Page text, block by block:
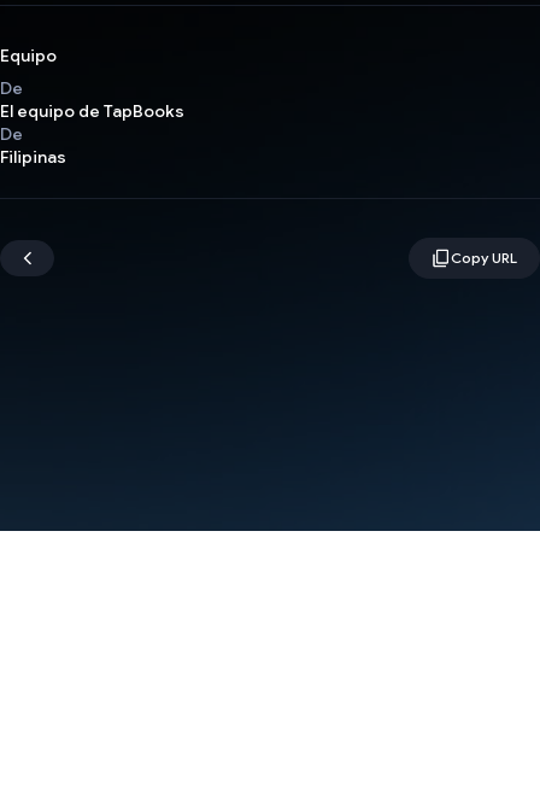
Equipo
De
El equipo de TapBooks
De
Filipinas